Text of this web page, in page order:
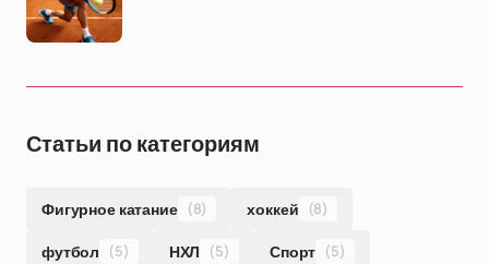
Статьи по категориям
Фигурное катание (8) хоккей (8)
футбол (5) НХЛ (5) Спорт (5)